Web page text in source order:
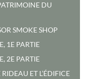
DU
SMOKE SHOP
1E PARTIE
2E PARTIE
ET L’ÉDIFICE